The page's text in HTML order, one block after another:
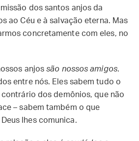
dos santos anjos da
ao Céu e à salvação eterna. Mas
concretamente com eles, no
anjossão nossos amigos.
entre nós. Eles sabem tudo o
contrário dos demônios, que não
– sabem também o que
lhes comunica.